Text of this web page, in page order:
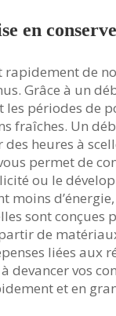
en
de
Grâce à un
périodes de
fraîches. Un
heures à
permet de
ou le
moins
sont conçues
de
liées aux
devancer vos
et en